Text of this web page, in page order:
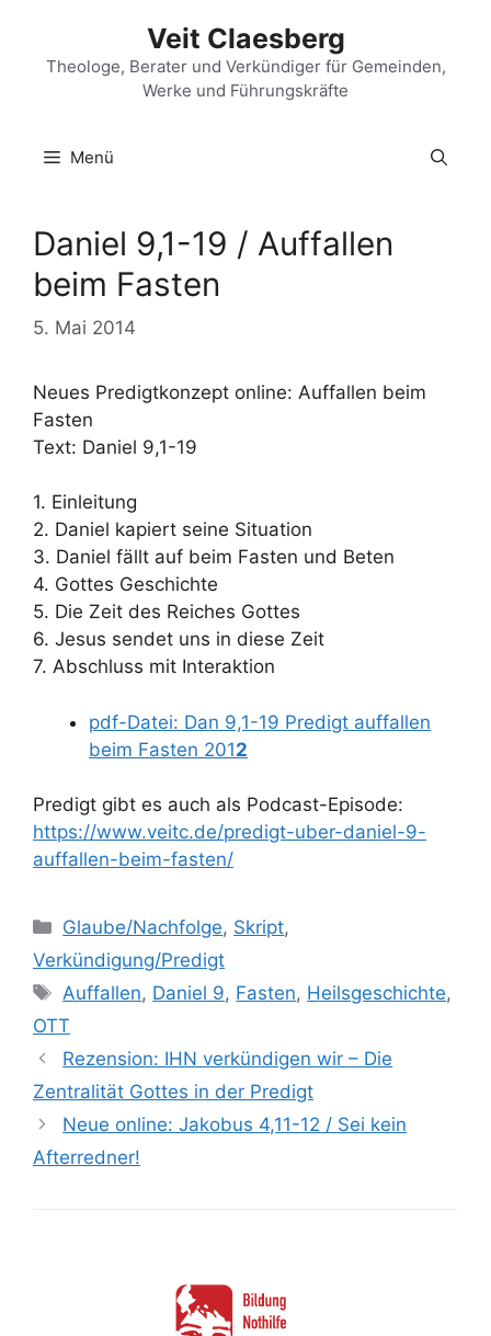
springen
Veit Claesberg
Theologe, Berater und Verkündiger für Gemeinden,
Werke und Führungskräfte
Menü
Daniel 9,1-19 / Auffallen
beim Fasten
5. Mai 2014
Neues Predigtkonzept online: Auffallen beim
Fasten
Text: Daniel 9,1-19
1. Einleitung
2. Daniel kapiert seine Situation
3. Daniel fällt auf beim Fasten und Beten
4. Gottes Geschichte
5. Die Zeit des Reiches Gottes
6. Jesus sendet uns in diese Zeit
7. Abschluss mit Interaktion
pdf-Datei: Dan 9,1-19 Predigt auffallen
beim Fasten 2012
Predigt gibt es auch als Podcast-Episode:
https://www.veitc.de/predigt-uber-daniel-9-
auffallen-beim-fasten/
Kategorien
Glaube/Nachfolge, Skript,
Verkündigung/Predigt
Schlagwörter
Auffallen, Daniel 9, Fasten, Heilsgeschichte,
OTT
Rezension: IHN verkündigen wir – Die
Zentralität Gottes in der Predigt
Neue online: Jakobus 4,11-12 / Sei kein
Afterredner!